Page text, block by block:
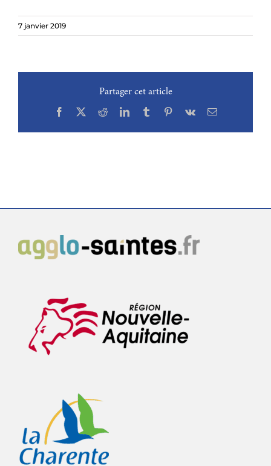
7 janvier 2019
Partager cet article
Facebook
X RedditLinkedInTumblrPinterest
Vk Email